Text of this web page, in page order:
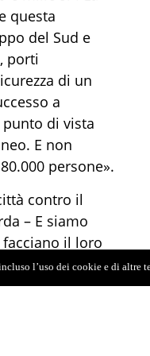
questa
del Sud e
porti
di un
a
di vista
E non
persone».
contro il
– E siamo
facciano il loro
già
di questa
l’uso dei cookie e di altre